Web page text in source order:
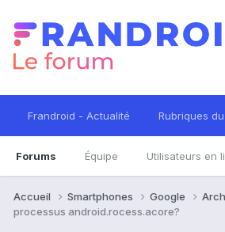
Frandroid - Actualité Rubriques
Forums Équipe Utilisateurs en
Accueil Smartphones Google
processus android.rocess.acore?